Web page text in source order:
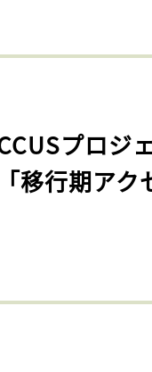
プロジ
移行期アク